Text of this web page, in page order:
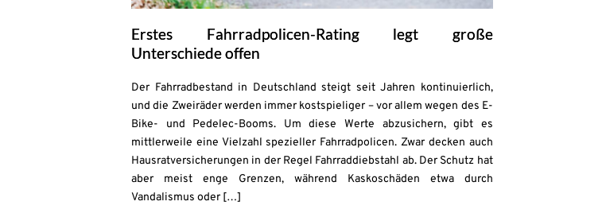
Erstes Fahrradpolicen-Rating legt große
Unterschiede offen
Der Fahrradbestand in Deutschland steigt seit Jahren kontinuierlich,
und die Zweiräder werden immer kostspieliger – vor allem wegen des E-
Bike- und Pedelec-Booms. Um diese Werte abzusichern, gibt es
mittlerweile eine Vielzahl spezieller Fahrradpolicen. Zwar decken auch
Hausratversicherungen in der Regel Fahrraddiebstahl ab. Der Schutz hat
aber meist enge Grenzen, während Kaskoschäden etwa durch
Vandalismus oder […]